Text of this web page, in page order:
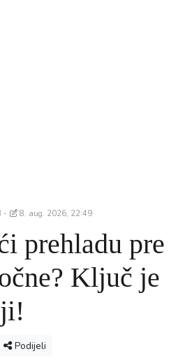
8. aug. 2026, 22:49
prehladu pre
Ključ je
Podijeli